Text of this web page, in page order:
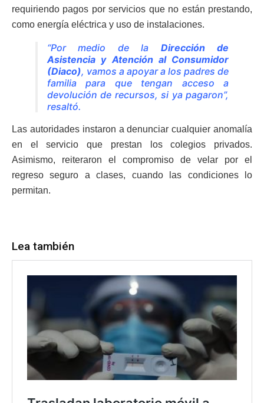
requiriendo pagos por servicios que no están prestando,
como energía eléctrica y uso de instalaciones.
“Por medio de la Dirección de
Asistencia y Atención al Consumidor
(Diaco), vamos a apoyar a los padres de
familia para que tengan acceso a
devolución de recursos, si ya pagaron”,
resaltó.
Las autoridades instaron a denunciar cualquier anomalía
en el servicio que prestan los colegios privados.
Asimismo, reiteraron el compromiso de velar por el
regreso seguro a clases, cuando las condiciones lo
permitan.
Lea también